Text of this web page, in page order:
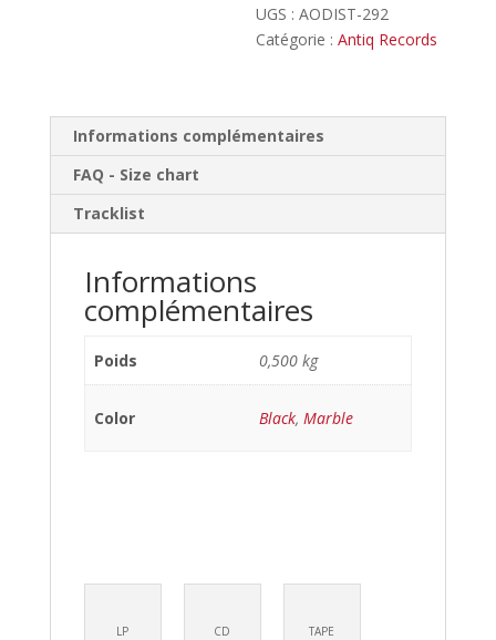
LP
UGS :AODIST-292
Catégorie :Antiq Records
Informations complémentaires
FAQ - Size chart
Tracklist
Informations
complémentaires
Poids 0,500 kg
Color Black, Marble
LP CD TAPE